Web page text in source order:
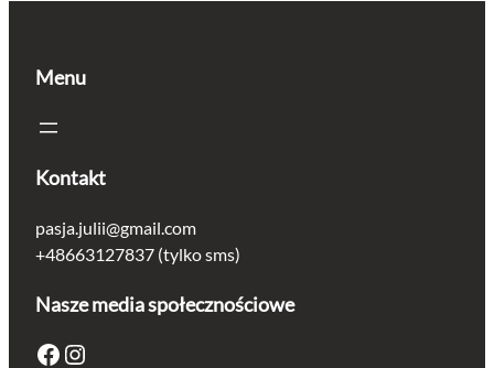
Menu
Kontakt
pasja.julii@gmail.com
+48663127837 (tylko sms)
Nasze media społecznościowe
Facebook Instagram